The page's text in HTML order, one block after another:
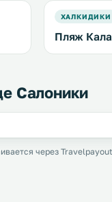
ХАЛКИДИКИ
Пляж
Салоники
через